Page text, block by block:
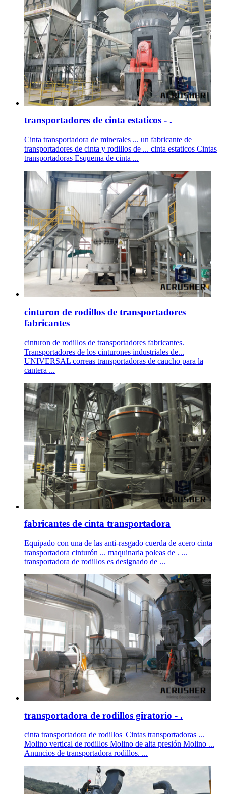
transportadores de cinta estaticos - .
Cinta transportadora de minerales ... un fabricante de
transportadores de cinta y rodillos de ... cinta estaticos Cintas
transportadoras Esquema de cinta ...
cinturon de rodillos de transportadores
fabricantes
cinturon de rodillos de transportadores fabricantes.
Transportadores de los cinturones industriales de...
UNIVERSAL correas transportadoras de caucho para la
cantera ...
fabricantes de cinta transportadora
Equipado con una de las anti-rasgado cuerda de acero cinta
transportadora cinturón ... maquinaria poleas de . ...
transportadora de rodillos es designado de ...
transportadora de rodillos giratorio - .
cinta transportadora de rodillos |Cintas transportadoras ...
Molino vertical de rodillos Molino de alta presión Molino ...
Anuncios de transportadora rodillos. ...